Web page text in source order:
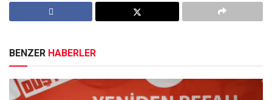
BENZER HABERLER